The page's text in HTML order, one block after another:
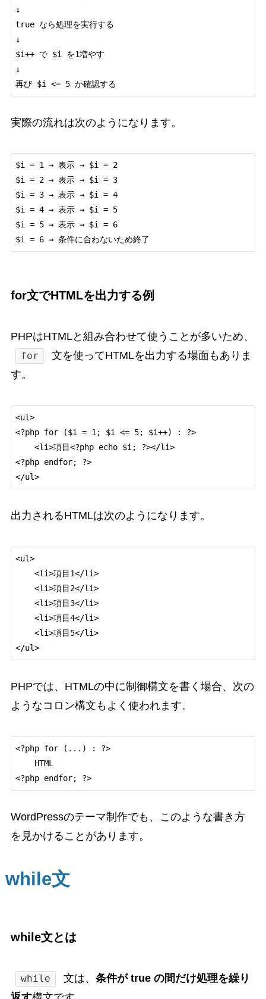
↓
true なら処理を実行する
↓
$i++ で $i を1増やす
↓
実際の流れは次のようになります。
$i = 1 → 表示 → $i = 2
$i = 2 → 表示 → $i = 3
$i = 3 → 表示 → $i = 4
$i = 4 → 表示 → $i = 5
$i = 5 → 表示 → $i = 6
for文でHTMLを出力する例
PHPはHTMLと組み合わせて使うことが多いため、
for
文を使ってHTMLを出力する場面もありま
す。
<ul>
<?php for ($i = 1; $i <= 5; $i++) : ?>
<?php endfor; ?>
</ul>
出力されるHTMLは次のようになります。
<ul>
</ul>
PHPでは、HTMLの中に制御構文を書く場合、次の
ようなコロン構文もよく使われます。
<?php for (...) : ?>
<?php endfor; ?>
WordPressのテーマ制作でも、このような書き方
を見かけることがあります。
while文
while文とは
while 文は、条件が true の間だけ処理を繰り